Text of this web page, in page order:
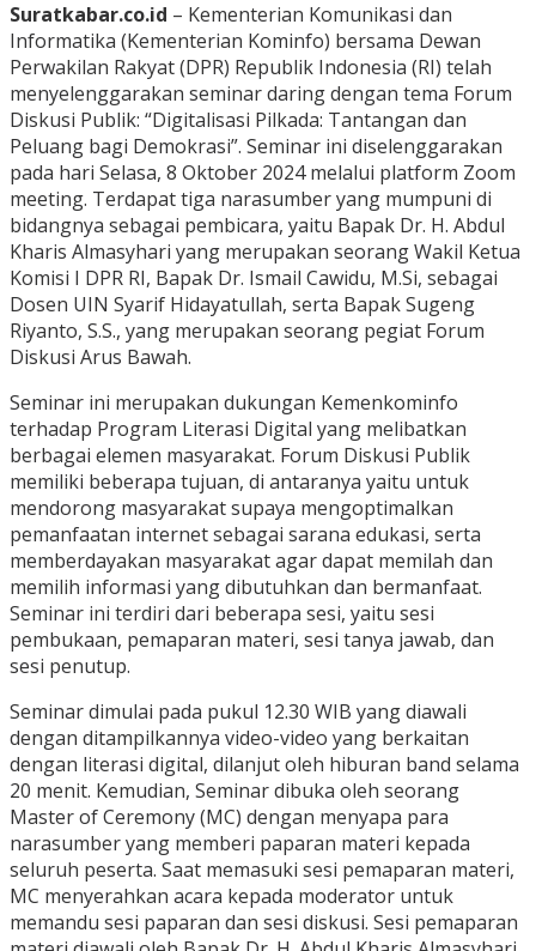
Suratkabar.co.id – Kementerian Komunikasi dan
Informatika (Kementerian Kominfo) bersama Dewan
Perwakilan Rakyat (DPR) Republik Indonesia (RI) telah
menyelenggarakan seminar daring dengan tema Forum
Diskusi Publik: “Digitalisasi Pilkada: Tantangan dan
Peluang bagi Demokrasi”. Seminar ini diselenggarakan
pada hari Selasa, 8 Oktober 2024 melalui platform Zoom
meeting. Terdapat tiga narasumber yang mumpuni di
bidangnya sebagai pembicara, yaitu Bapak Dr. H. Abdul
Kharis Almasyhari yang merupakan seorang Wakil Ketua
Komisi I DPR RI, Bapak Dr. Ismail Cawidu, M.Si, sebagai
Dosen UIN Syarif Hidayatullah, serta Bapak Sugeng
Riyanto, S.S., yang merupakan seorang pegiat Forum
Diskusi Arus Bawah.
Seminar ini merupakan dukungan Kemenkominfo
terhadap Program Literasi Digital yang melibatkan
berbagai elemen masyarakat. Forum Diskusi Publik
memiliki beberapa tujuan, di antaranya yaitu untuk
mendorong masyarakat supaya mengoptimalkan
pemanfaatan internet sebagai sarana edukasi, serta
memberdayakan masyarakat agar dapat memilah dan
memilih informasi yang dibutuhkan dan bermanfaat.
Seminar ini terdiri dari beberapa sesi, yaitu sesi
pembukaan, pemaparan materi, sesi tanya jawab, dan
sesi penutup.
Seminar dimulai pada pukul 12.30 WIB yang diawali
dengan ditampilkannya video-video yang berkaitan
dengan literasi digital, dilanjut oleh hiburan band selama
20 menit. Kemudian, Seminar dibuka oleh seorang
Master of Ceremony (MC) dengan menyapa para
narasumber yang memberi paparan materi kepada
seluruh peserta. Saat memasuki sesi pemaparan materi,
MC menyerahkan acara kepada moderator untuk
memandu sesi paparan dan sesi diskusi. Sesi pemaparan